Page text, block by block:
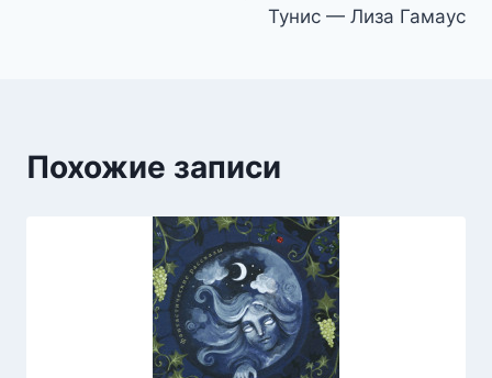
Тунис — Лиза Гамаус
Похожие записи